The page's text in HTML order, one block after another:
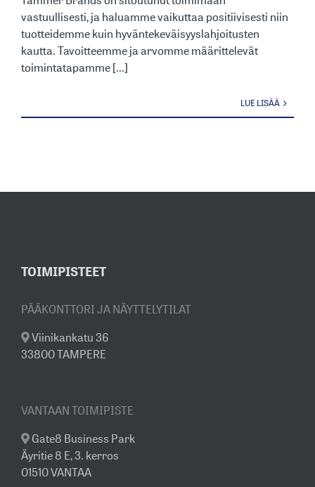
vastuullisesti, ja haluamme vaikuttaa positiivisesti niin
tuotteidemme kuin hyväntekeväisyyslahjoitusten
kautta. Tavoitteemme ja arvomme määrittelevät
toimintatapamme [...]
LUE LISÄÄ
TOIMIPISTEET
PÄÄKONTTORI JA NÄYTTELYTILAT
Viinikankatu 36
33800 TAMPERE
VANTAAN TOIMIPISTE
Gate8 Business Park
Äyritie 8 E, 3. kerros
01510 VANTAA